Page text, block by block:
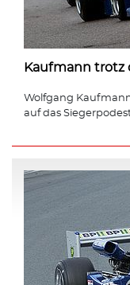
Kaufmann trotz
Wolfgang
auf das